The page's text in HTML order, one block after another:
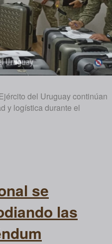
del Uruguay continúan
y logística durante el
se
las